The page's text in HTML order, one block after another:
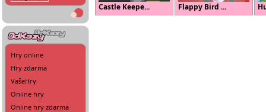
Hry online
Hry zdarma
VašeHry
Online hry
Online hry zdarma
Castle Keepe... Flappy Bird ...